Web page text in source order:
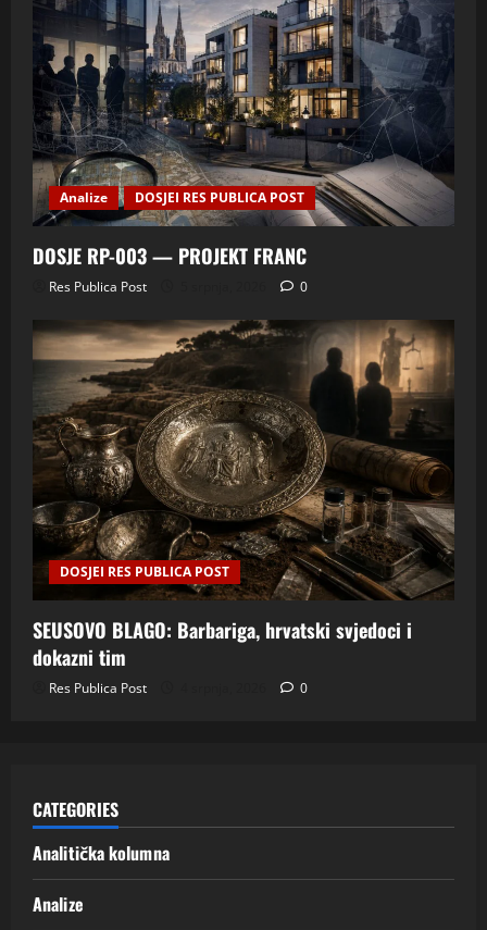
Analize DOSJEI RES PUBLICA POST
DOSJE RP-003 — PROJEKT FRANC
Res Publica Post 0
DOSJEI RES PUBLICA POST
SEUSOVO BLAGO: Barbariga, hrvatski svjedoci i
dokazni tim
Res Publica Post 0
CATEGORIES
Analitička kolumna
Analize